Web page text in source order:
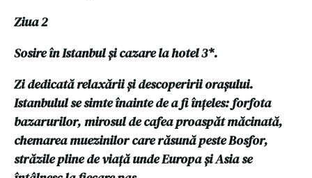
Ziua 2
Sosire în Istanbul și cazare la hotel 3*.
Zi dedicată relaxării și descoperirii orașului.
Istanbulul se simte înainte de a fi înțeles: forfota
bazarurilor, mirosul de cafea proaspăt măcinată,
chemarea muezinilor care răsună peste Bosfor,
străzile pline de viață unde Europa și Asia se